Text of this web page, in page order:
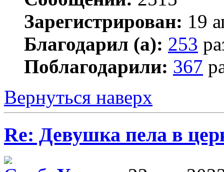
Зарегистрирован: 19
Благодарил (а): 253
Поблагодарили: 367
Вернуться наверх
Re: Девушка пела в